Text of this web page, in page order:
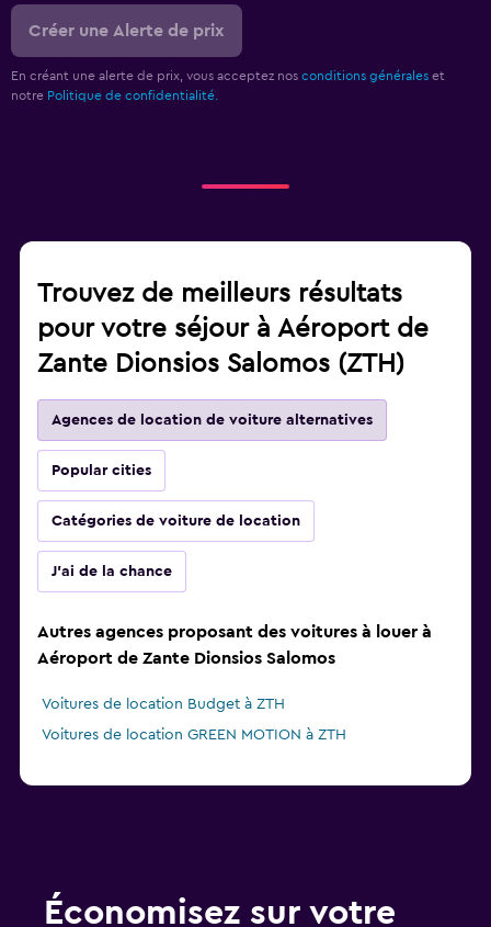
Créer une Alerte de prix
En créant une alerte de prix, vous acceptez nos conditions générales et
notre Politique de confidentialité.
Trouvez de meilleurs résultats
pour votre séjour à Aéroport de
Zante Dionsios Salomos (ZTH)
Agences de location de voiture alternatives
Popular cities
Catégories de voiture de location
J'ai de la chance
Autres agences proposant des voitures à louer à
Aéroport de Zante Dionsios Salomos
Voitures de location Budget à ZTH
Voitures de location GREEN MOTION à ZTH
Économisez sur votre